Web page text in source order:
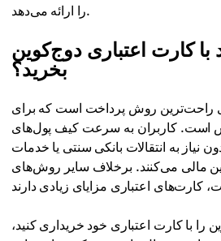
را ارائه می‌دهد.
با کارت اعتباری دوج‌کوین
بخرید؟
راحت‌ترین روش پرداخت است که برای
است. کاربران به سرعت کیف پول‌های
نیاز به انتقالات بانکی سنتی یا خدمات
مالی می‌کنند. برخلاف سایر روش‌های
را با کارت اعتباری خود خریداری کنید،